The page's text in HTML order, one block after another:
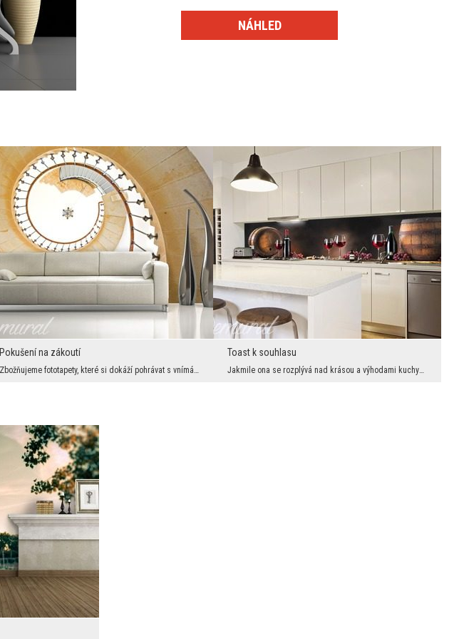
NÁHLED
Pokušení na zákoutí
Zbožňujeme fototapety, které si dokáží pohrávat s vnímáním dětské hry na „slepou bábu“ a také ty,...
Toast k souhlasu
Jakmile ona se rozplývá nad krásou a výhodami kuchyně zařízené v rustikálním stylu, on skládá kom...